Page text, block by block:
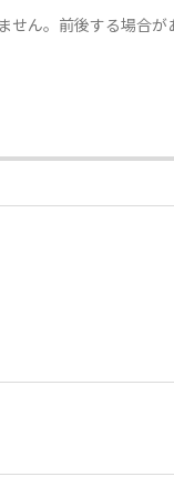
ん。前後する場合が